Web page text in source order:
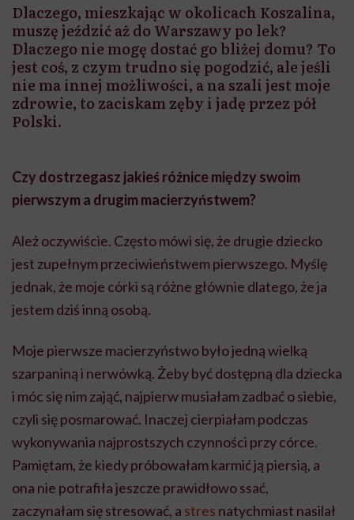
Dlaczego, mieszkając w okolicach Koszalina,
muszę jeździć aż do Warszawy po lek?
Dlaczego nie mogę dostać go bliżej domu? To
jest coś, z czym trudno się pogodzić, ale jeśli
nie ma innej możliwości, a na szali jest moje
zdrowie, to zaciskam zęby i jadę przez pół
Polski.
Czy dostrzegasz jakieś różnice między swoim
pierwszym a drugim macierzyństwem?
Ależ oczywiście. Często mówi się, że drugie dziecko
jest zupełnym przeciwieństwem pierwszego. Myślę
jednak, że moje córki są różne głównie dlatego, że ja
jestem dziś inną osobą.
Moje pierwsze macierzyństwo było jedną wielką
szarpaniną i nerwówką. Żeby być dostępną dla dziecka
i móc się nim zająć, najpierw musiałam zadbać o siebie,
czyli się posmarować. Inaczej cierpiałam podczas
wykonywania najprostszych czynności przy córce.
Pamiętam, że kiedy próbowałam karmić ją piersią, a
ona nie potrafiła jeszcze prawidłowo ssać,
zaczynałam się stresować, a stres natychmiast nasilał